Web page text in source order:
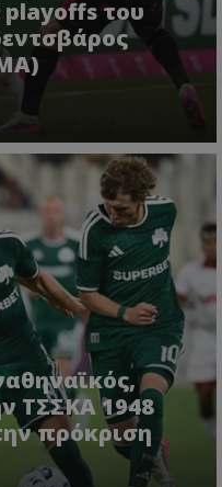
playoffs του
ΤΣΣΚΑ 1948
πρόκριση